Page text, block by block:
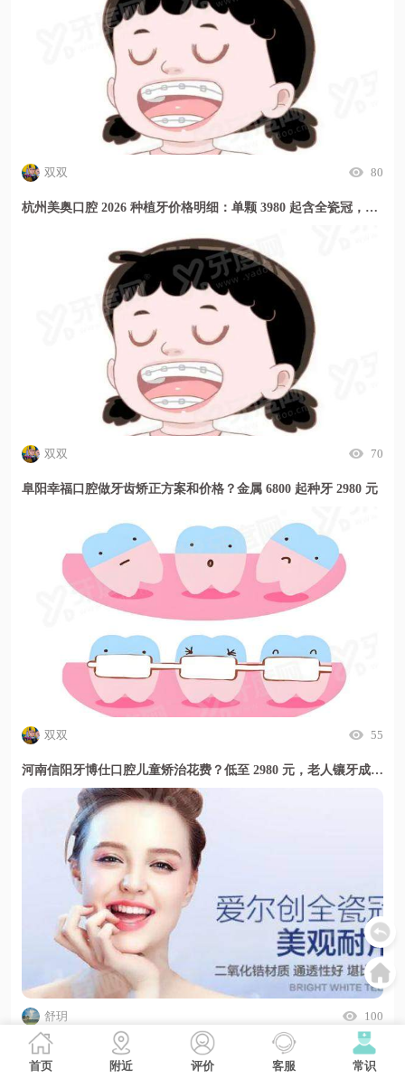
双双 80
杭州美奥口腔 2026 种植牙价格明细：单颗 3980 起含全瓷冠，种牙贵吗？
双双 70
阜阳幸福口腔做牙齿矫正方案和价格？金属 6800 起种牙 2980 元
双双 55
河南信阳牙博仕口腔儿童矫治花费？低至 2980 元，老人镶牙成本透明更安心
舒玥 100
长沙宁乡齿道口腔口臭成因与解决办法结合专业检测定制方案，助您清新自信每一天；
首页
附近 评价 客服 常识